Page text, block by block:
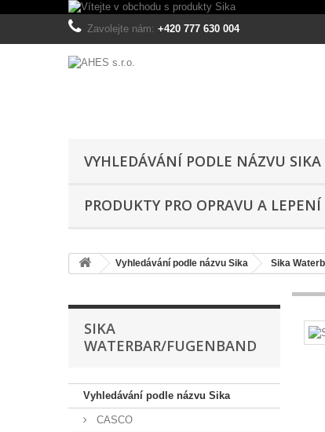
Zavolejte nám: +420 777 630 004
VYHLEDÁVÁNÍ PODLE NÁZVU SIKA
PRODUKTY PRO OPRAVU A
Vyhledávání podle názvu Sika Sika
SIKA
WATERBAR/FUGENBAND
Vyhledávání podle názvu Sika
CASCO